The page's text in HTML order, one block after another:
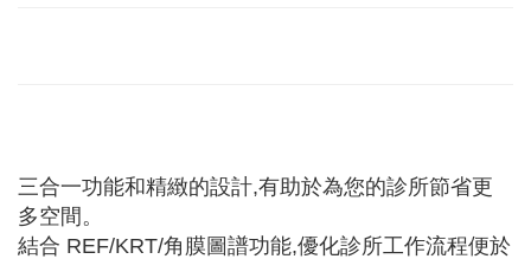
三合一功能和精緻的設計,有助於為您的診所節省更
多空間。
結合 REF/KRT/角膜圖譜功能,優化診所工作流程便於